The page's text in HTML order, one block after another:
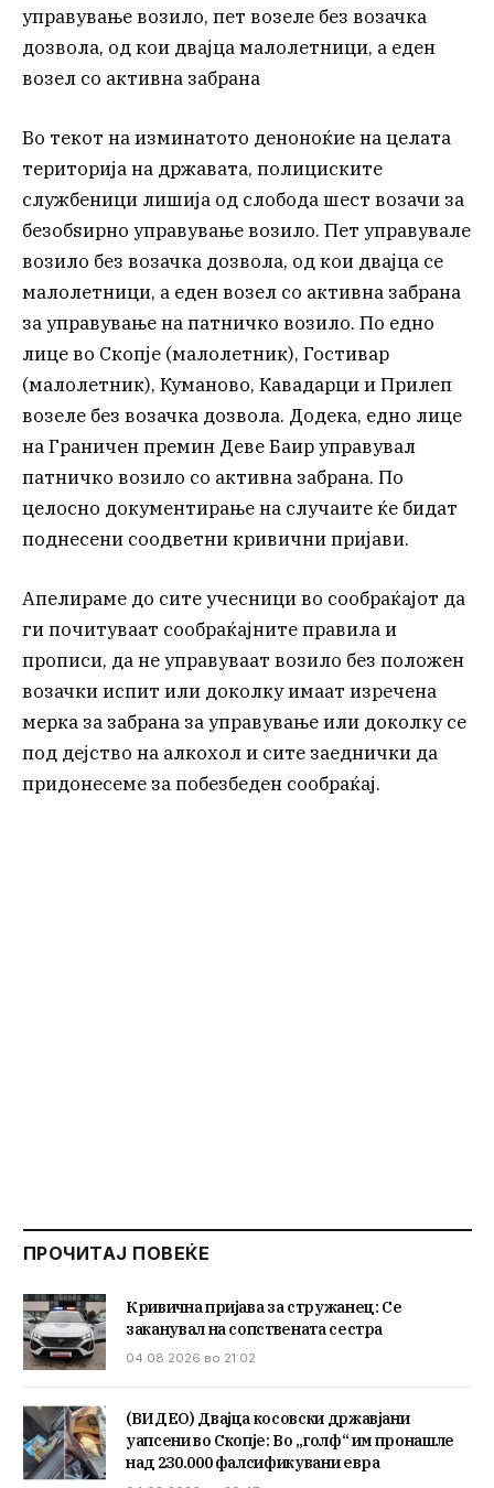
управување возило, пет возеле без возачка
дозвола, од кои двајца малолетници, а еден
возел со активна забрана
Во текот на изминатото деноноќие на целата
територија на државата, полициските
службеници лишија од слобода шест возачи за
безобѕирно управување возило. Пет управувале
возило без возачка дозвола, од кои двајца се
малолетници, а еден возел со активна забрана
за управување на патничко возило. По едно
лице во Скопје (малолетник), Гостивар
(малолетник), Куманово, Кавадарци и Прилеп
возеле без возачка дозвола. Додека, едно лице
на Граничен премин Деве Баир управувал
патничко возило со активна забрана. По
целосно документирање на случаите ќе бидат
поднесени соодветни кривични пријави.
Апелираме до сите учесници во сообраќајот да
ги почитуваат сообраќајните правила и
прописи, да не управуваат возило без положен
возачки испит или доколку имаат изречена
мерка за забрана за управување или доколку се
под дејство на алкохол и сите заеднички да
придонесеме за побезбеден сообраќај.
ПРОЧИТАЈ ПОВЕЌЕ
Кривична пријава за стружанец: Се
заканувал на сопствената сестра
04.08.2026 во 21:02
(ВИДЕО) Двајца косовски државјани
уапсени во Скопје: Во „голф“ им пронашле
над 230.000 фалсификувани евра